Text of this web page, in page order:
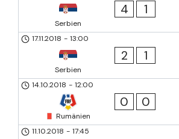
Serbien
4 1
17.11.2018 - 13:00
Serbien
2 1
14.10.2018 - 12:00
Rumänien
0 0
11.10.2018 - 17:45